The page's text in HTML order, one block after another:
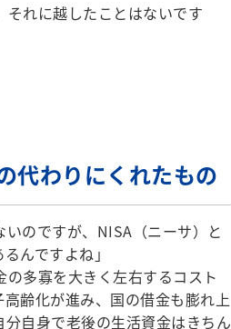
それに越したことはないです
代わりにくれたもの
のですが、NISA（ニーサ）と
んですよね」
の多寡を大きく左右するコスト
齢化が進み、国の借金も膨れ上
自身で老後の生活資金はきちん